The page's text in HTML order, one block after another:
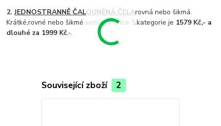
2.JEDNOSTRANNĚ ČALOUNĚNÁ ČELArovná nebo šikmá.
Krátké,rovné nebo šikmé senior, v látce 5.kategorie je 1579 Kč,- a
dlouhé za 1999 Kč,-.
Související zboží 2